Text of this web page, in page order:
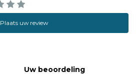
Plaats uw review
Uw beoordeling